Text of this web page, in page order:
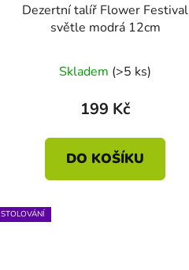
Dezertní talíř Flower Festival
světle modrá 12cm
Skladem (>5 ks)
199 Kč
DO KOŠÍKU
STOLOVÁNÍ